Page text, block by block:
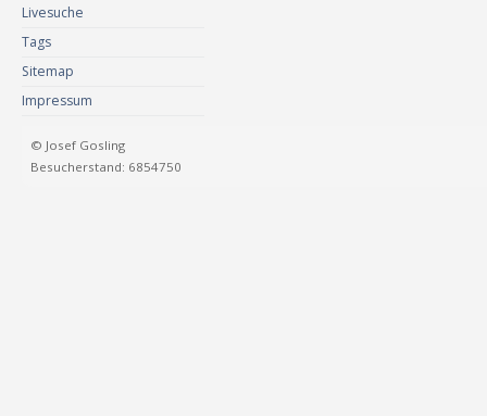
Livesuche
Tags
Sitemap
Impressum
© Josef Gosling
Besucherstand: 6854750